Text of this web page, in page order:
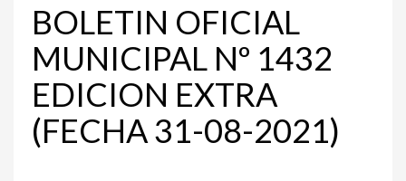
BOLETIN OFICIAL
MUNICIPAL Nº 1432
EDICION EXTRA
(FECHA 31-08-2021)